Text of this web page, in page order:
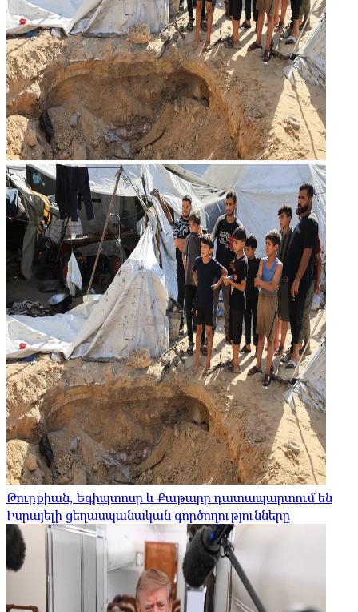
Թուրքիան, Եգիպտոսը և Քաթարը դատապարտում են
Իսրայելի ցեղասպանական գործողությունները